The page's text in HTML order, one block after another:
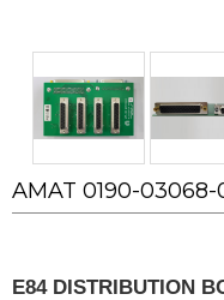
AMAT 0190-03068-
E84 DISTRIBUTION